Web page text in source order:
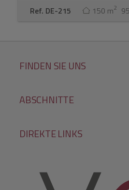
Ref. DE-215 150 m2
FINDEN SIE UNS
ABSCHNITTE
DIREKTE LINKS